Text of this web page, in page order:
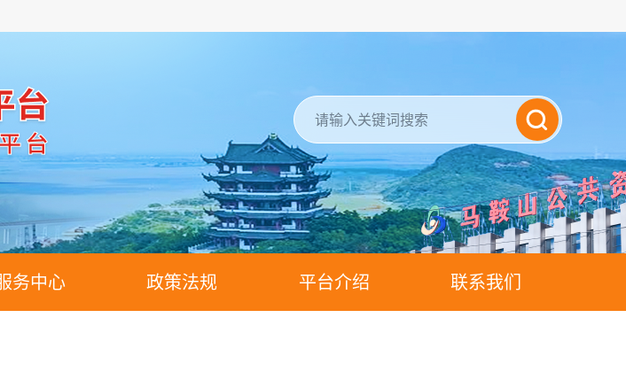
务中心 政策法规 平台介绍 联系我们